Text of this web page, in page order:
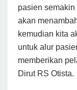
pasien
akan
kemudian kita
untuk alur
memberikan
Dirut RS Otista.